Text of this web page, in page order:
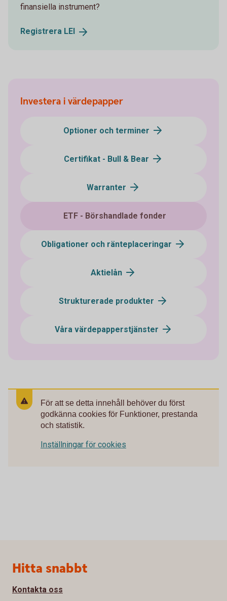
finansiella instrument?
Registrera LEI
Investera i värdepapper
Optioner och terminer
Certifikat - Bull & Bear
Warranter
ETF - Börshandlade fonder
Obligationer och ränteplaceringar
Aktielån
Strukturerade produkter
Våra värdepapperstjänster
För att se detta innehåll behöver du först
godkänna cookies för Funktioner, prestanda
och statistik.
Inställningar för cookies
Sidfot
Hitta snabbt
Kontakta oss